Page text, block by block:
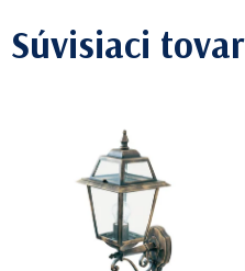
Súvisiaci tovar